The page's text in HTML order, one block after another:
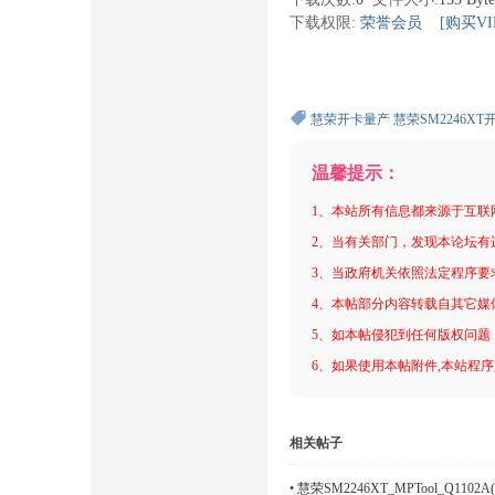
下载权限: 荣誉会员 [购买
慧荣开卡量产 慧荣SM2246XT
温馨提示：
1、本站所有信息都来源于互
2、当有关部门，发现本论坛
3、当政府机关依照法定程序
4、本帖部分内容转载自其它
5、如本帖侵犯到任何版权问
6、如果使用本帖附件,本站程
相关帖子
• 慧荣